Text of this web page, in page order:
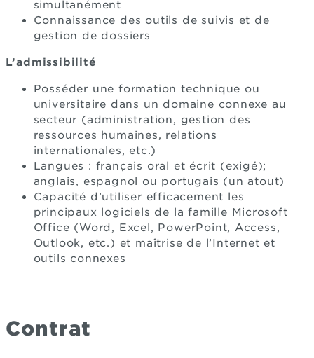
simultanément
Connaissance des outils de suivis et de
gestion de dossiers
L’admissibilité
Posséder une formation technique ou
universitaire dans un domaine connexe au
secteur (administration, gestion des
ressources humaines, relations
internationales, etc.)
Langues : français oral et écrit (exigé);
anglais, espagnol ou portugais (un atout)
Capacité d’utiliser efficacement les
principaux logiciels de la famille Microsoft
Office (Word, Excel, PowerPoint, Access,
Outlook, etc.) et maîtrise de l’Internet et
outils connexes
Contrat